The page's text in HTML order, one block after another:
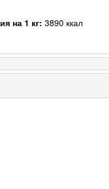
на 1 кг: 3890 ккал